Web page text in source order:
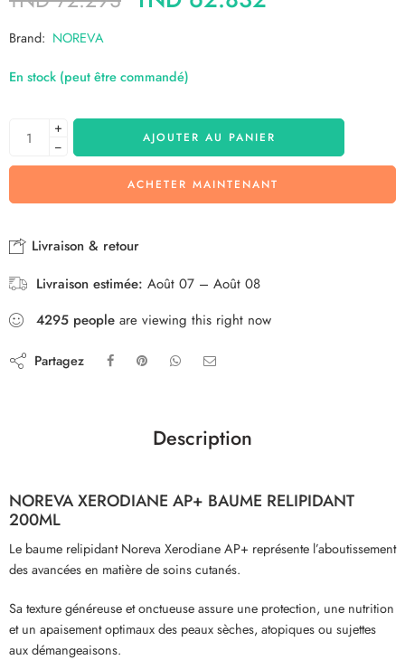
Brand: NOREVA
En stock (peut être commandé)
+
−
AJOUTER AU PANIER
ACHETER MAINTENANT
Livraison & retour
Livraison estimée: Août 07 – Août 08
4295 people are viewing this right now
Partagez
Description
NOREVAXERODIANE AP+ BAUME RELIPIDANT
200ML
Le baume relipidant Noreva Xerodiane AP+ représente l’aboutissement
des avancées en matière de soins cutanés.
Sa texture généreuse et onctueuse assure une protection, une nutrition
et un apaisement optimaux des peaux sèches, atopiques ou sujettes
aux démangeaisons.